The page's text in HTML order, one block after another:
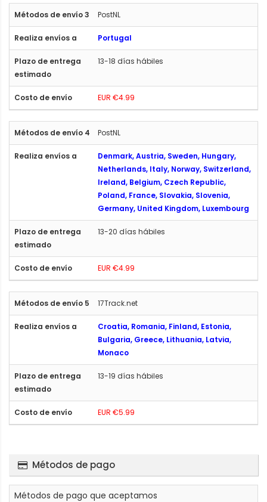
PostNL
Portugal
13-18 días hábiles
EUR €4.99
PostNL
Denmark, Austria, Sweden, Hungary,
Netherlands, Italy, Norway, Switzerland,
Ireland, Belgium, Czech Republic,
Poland, France, Slovakia, Slovenia,
Germany, United Kingdom, Luxembourg
13-20 días hábiles
EUR €4.99
17Track.net
Croatia, Romania, Finland, Estonia,
Bulgaria, Greece, Lithuania, Latvia,
Monaco
13-19 días hábiles
EUR €5.99
Métodos de pago
Métodos de pago que aceptamos